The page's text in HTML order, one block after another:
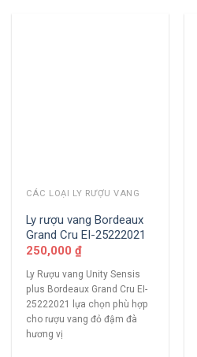
CÁC LOẠI LY RƯỢU VANG
Ly rượu vang Bordeaux
Grand Cru EI-25222021
250,000 ₫
Ly Rượu vang Unity Sensis
plus Bordeaux Grand Cru EI-
25222021 lựa chọn phù hợp
cho rượu vang đỏ đậm đà
hương vị